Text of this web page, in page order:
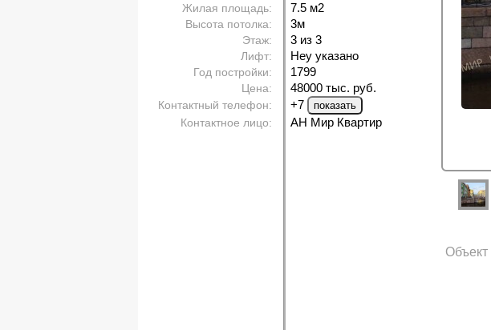
Жилая площадь: 7.5 м2
Высота потолка: 3м
Этаж: 3 из 3
Лифт: Неу указано
Год постройки: 1799
Цена: 48000 тыс. руб.
Контактный телефон: +7
Контактное лицо: АН Мир Квартир
Объект